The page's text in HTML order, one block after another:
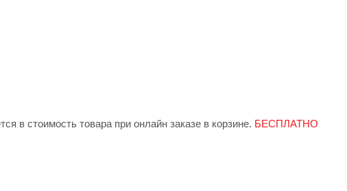
в стоимость товара при онлайн заказе в корзине. БЕСПЛАТНО